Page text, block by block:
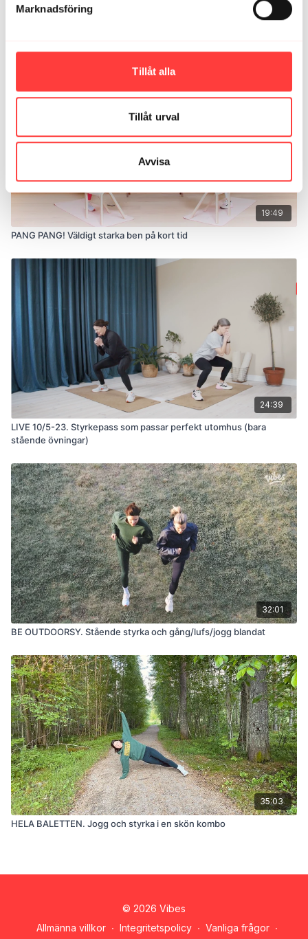
Marknadsföring
Tillåt alla
Tillåt urval
Avvisa
19:49
PANG PANG! Väldigt starka ben på kort tid
24:39
LIVE 10/5-23. Styrkepass som passar perfekt utomhus (bara
stående övningar)
32:01
BE OUTDOORSY. Stående styrka och gång/lufs/jogg blandat
35:03
HELA BALETTEN. Jogg och styrka i en skön kombo
© 2026 Vibes
Allmänna villkor ∙ Integritetspolicy ∙ Vanliga frågor ∙